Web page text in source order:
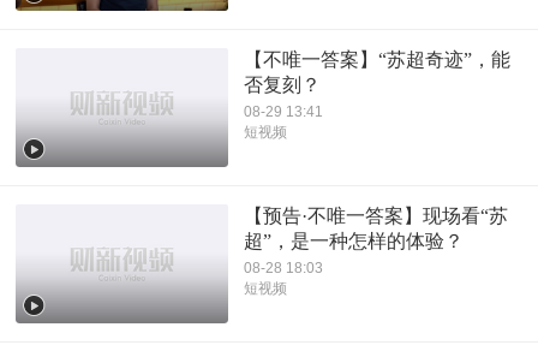
【不唯一答案】“苏超奇迹”，能
否复刻？
08-29 13:41
短视频
【预告·不唯一答案】现场看“苏
超”，是一种怎样的体验？
08-28 18:03
短视频